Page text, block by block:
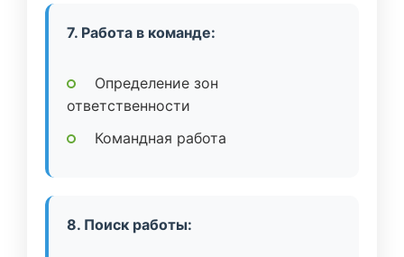
7. Работа в команде:
Определение зон
ответственности
Командная работа
8. Поиск работы: